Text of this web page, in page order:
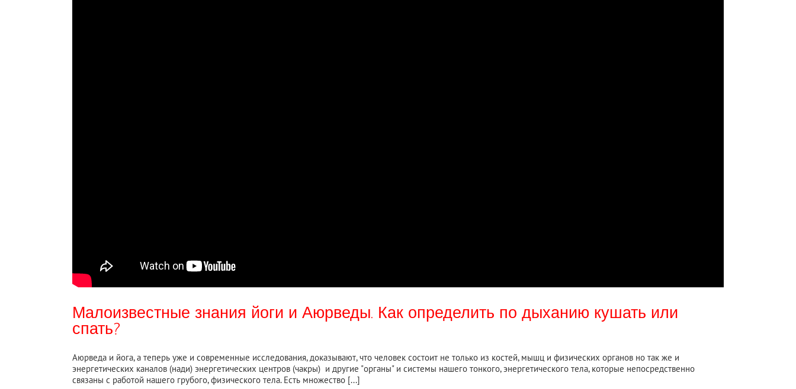
Малоизвестные знания йоги и Аюрведы. Как определить по дыханию кушать или
спать?
Аюрведа и йога, а теперь уже и современные исследования, доказывают, что человек состоит не только из костей, мышц и физических органов но так же и
энергетических каналов (нади) энергетических центров (чакры) и другие "органы" и системы нашего тонкого, энергетического тела, которые непосредственно
связаны с работой нашего грубого, физического тела. Есть множество [...]